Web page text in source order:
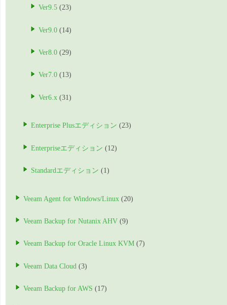
Ver9.5 (23)
Ver9.0 (14)
Ver8.0 (29)
Ver7.0 (13)
Ver6.x (31)
Enterprise Plusエディション (23)
Enterpriseエディション (12)
Standardエディション (1)
Veeam Agent for Windows/Linux (20)
Veeam Backup for Nutanix AHV (9)
Veeam Backup for Oracle Linux KVM (7)
Veeam Data Cloud (3)
Veeam Backup for AWS (17)